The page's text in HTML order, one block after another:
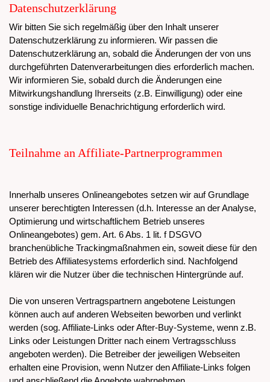
Datenschutzerklärung
Wir bitten Sie sich regelmäßig über den Inhalt unserer
Datenschutzerklärung zu informieren. Wir passen die
Datenschutzerklärung an, sobald die Änderungen der von uns
durchgeführten Datenverarbeitungen dies erforderlich machen.
Wir informieren Sie, sobald durch die Änderungen eine
Mitwirkungshandlung Ihrerseits (z.B. Einwilligung) oder eine
sonstige individuelle Benachrichtigung erforderlich wird.
Teilnahme an Affiliate-Partnerprogrammen
Innerhalb unseres Onlineangebotes setzen wir auf Grundlage
unserer berechtigten Interessen (d.h. Interesse an der Analyse,
Optimierung und wirtschaftlichem Betrieb unseres
Onlineangebotes) gem. Art. 6 Abs. 1 lit. f DSGVO
branchenübliche Trackingmaßnahmen ein, soweit diese für den
Betrieb des Affiliatesystems erforderlich sind. Nachfolgend
klären wir die Nutzer über die technischen Hintergründe auf.
Die von unseren Vertragspartnern angebotene Leistungen
können auch auf anderen Webseiten beworben und verlinkt
werden (sog. Affiliate-Links oder After-Buy-Systeme, wenn z.B.
Links oder Leistungen Dritter nach einem Vertragsschluss
angeboten werden). Die Betreiber der jeweiligen Webseiten
erhalten eine Provision, wenn Nutzer den Affiliate-Links folgen